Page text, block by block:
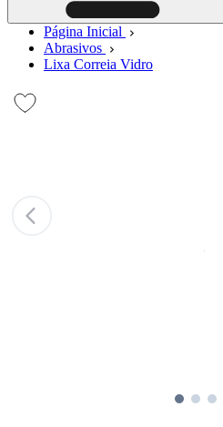
Página Inicial
Abrasivos
Lixa Correia Vidro